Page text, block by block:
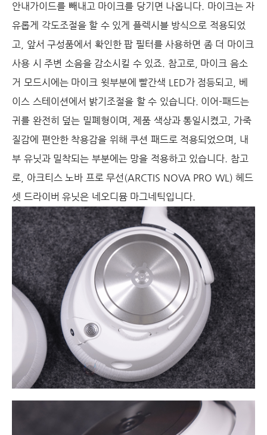
안내가이드를 빼내고 마이크를 당기면 나옵니다. 마이크는 자
유롭게 각도조절을 할 수 있게 플렉시블 방식으로 적용되었
고, 앞서 구성품에서 확인한 팝 필터를 사용하면 좀 더 마이크
사용 시 주변 소음을 감소시킬 수 있죠. 참고로, 마이크 음소
거 모드시에는 마이크 윗부분에 빨간색 LED가 점등되고, 베
이스 스테이션에서 밝기조절을 할 수 있습니다. 이어-패드는
귀를 완전히 덮는 밀폐형이며, 제품 색상과 통일시켰고, 가죽
질감에 편안한 착용감을 위해 쿠션 패드로 적용되었으며, 내
부 유닛과 밀착되는 부분에는 망을 적용하고 있습니다. 참고
로, 아크티스 노바 프로 무선(ARCTIS NOVA PRO WL) 헤드
셋 드라이버 유닛은 네오디뮴 마그네틱입니다.